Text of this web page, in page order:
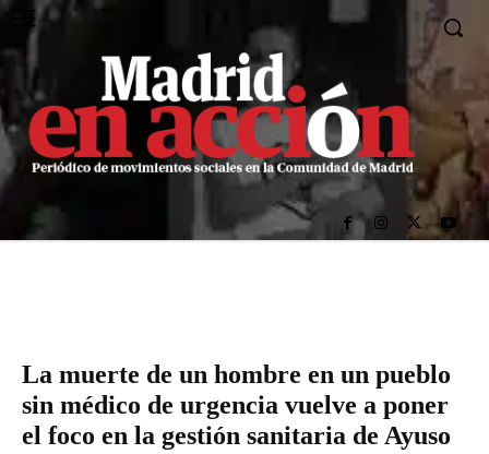
La muerte de un hombre en un pueblo
sin médico de urgencia vuelve a poner
el foco en la gestión sanitaria de Ayuso